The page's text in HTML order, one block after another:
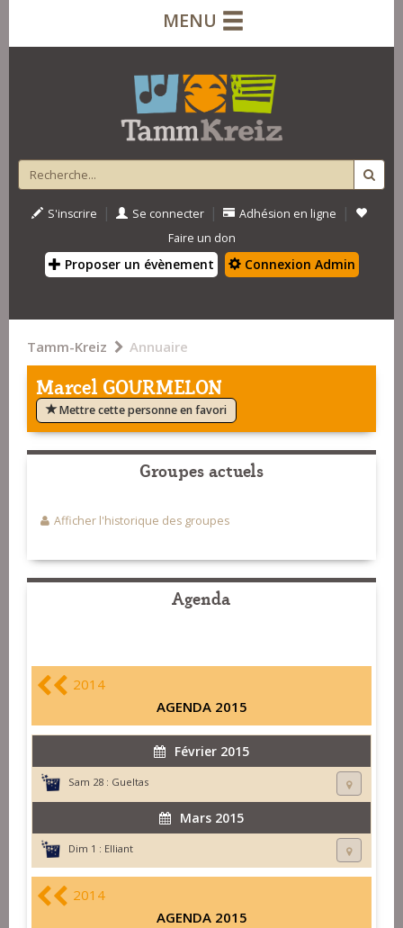
MENU
S'inscrire | Se connecter | Adhésion en ligne |
Faire un don
Proposer un évènement Connexion Admin
Tamm-Kreiz Annuaire
Marcel GOURMELON
Mettre cette personne en favori
Groupes actuels
Afficher l'historique des groupes
Agenda
2014
AGENDA 2015
Février 2015
Sam 28 : Gueltas
Mars 2015
Dim 1 : Elliant
2014
AGENDA 2015